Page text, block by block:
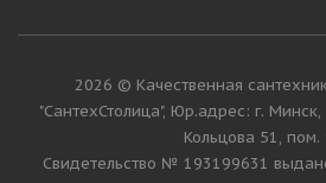
2026 © Качественная
"СантехСтолица", Юр.адрес: г.
Кольцова 51, пом.
Cвидетельство № 193199631